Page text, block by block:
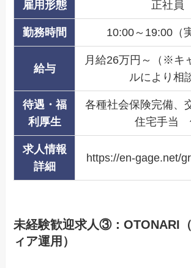
雇用形態 正社員
勤務時間 10:00～19:00（
給与
月給26万円～（※キ
ルにより相
待遇・福
利厚生
各種社会保険完備、
住宅手当
求人情報
詳細
https://en-gage.net/
未経験歓迎求人③：OTONARI
ィア運用）